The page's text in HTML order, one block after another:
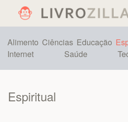
Alimento Ciências Educação
Internet
Saúde
Espiritual